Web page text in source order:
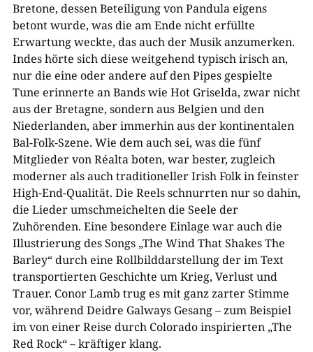
Bretone, dessen Beteiligung von Pandula eigens
betont wurde, was die am Ende nicht erfüllte
Erwartung weckte, das auch der Musik anzumerken.
Indes hörte sich diese weitgehend typisch irisch an,
nur die eine oder andere auf den Pipes gespielte
Tune erinnerte an Bands wie Hot Griselda, zwar nicht
aus der Bretagne, sondern aus Belgien und den
Niederlanden, aber immerhin aus der kontinentalen
Bal-Folk-Szene. Wie dem auch sei, was die fünf
Mitglieder von Réalta boten, war bester, zugleich
moderner als auch traditioneller Irish Folk in feinster
High-End-Qualität. Die Reels schnurrten nur so dahin,
die Lieder umschmeichelten die Seele der
Zuhörenden. Eine besondere Einlage war auch die
Illustrierung des Songs „The Wind That Shakes The
Barley“ durch eine Rollbilddarstellung der im Text
transportierten Geschichte um Krieg, Verlust und
Trauer. Conor Lamb trug es mit ganz zarter Stimme
vor, während Deidre Galways Gesang – zum Beispiel
im von einer Reise durch Colorado inspirierten „The
Red Rock“ – kräftiger klang.